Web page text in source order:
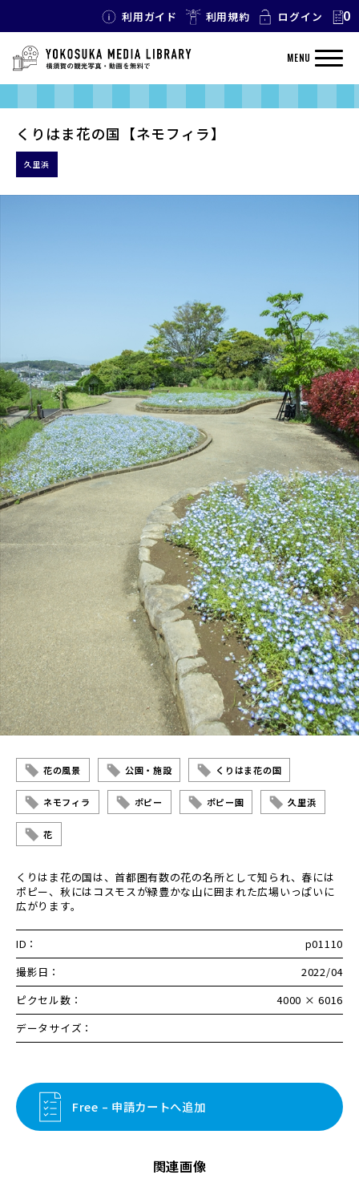
利用ガイド 利用規約 ログイン 0
MENU
くりはま花の国【ネモフィラ】
久里浜
花の風景 公園・施設 くりはま花の国
ネモフィラ ポピー ポピー園 久里浜
花
くりはま花の国は、首都圏有数の花の名所として知られ、春には
ポピー、秋にはコスモスが緑豊かな山に囲まれた広場いっぱいに
広がります。
ID：
p01110
撮影日：
2022/04
ピクセル数：
4000 × 6016
データサイズ：
Free – 申請カートへ追加
関連画像